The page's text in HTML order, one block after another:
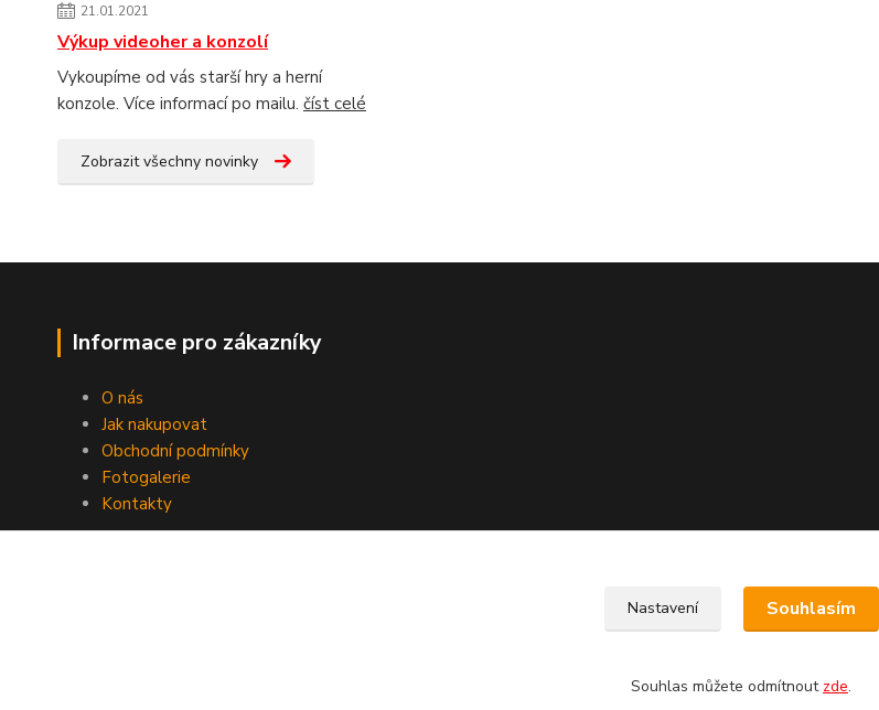
21.01.2021
Výkup videoher a konzolí
Vykoupíme od vás starší hry a herní
konzole. Více informací po mailu. číst celé
Zobrazit všechny novinky
Informace pro zákazníky
O nás
Jak nakupovat
Obchodní podmínky
Fotogalerie
Kontakty
Nastavení Souhlasím
Souhlas můžete odmítnout zde.